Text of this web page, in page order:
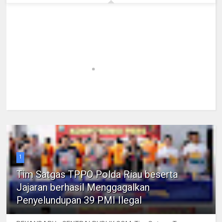
1
Tim Satgas TPPO Polda Riau beserta
Jajaran berhasil Menggagalkan
Penyelundupan 39 PMI Ilegal